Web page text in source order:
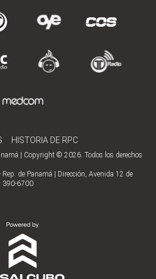
HISTORIA DE RPC
| Copyright © 2026. Todos los derechos
de Panamá | Dirección, Avenida 12 de
390-6700